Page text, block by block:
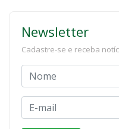
Newsletter
Cadastre-se e receba